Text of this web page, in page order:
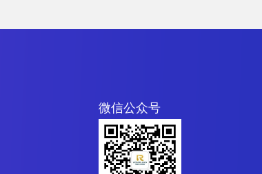
微信公众号